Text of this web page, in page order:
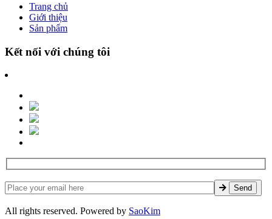
Trang chủ
Giới thiệu
Sản phẩm
Kết nối với chúng tôi
All rights reserved. Powered by SaoKim